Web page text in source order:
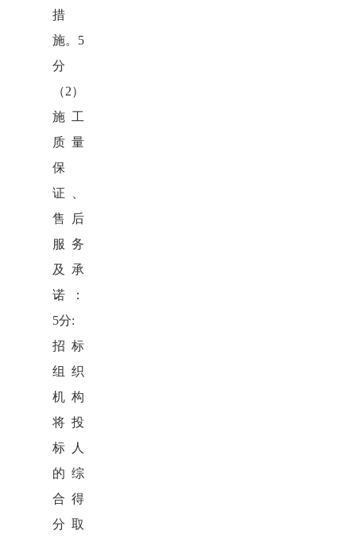
措
施。 5
分
（2）
施工
质量
保
证、
售后
服务
及承
诺：
5分:
招标
组织
机构
将投
标人
的综
合得
分取